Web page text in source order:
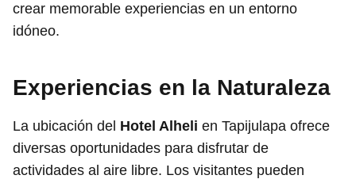
crear memorable experiencias en un entorno
idóneo.
Experiencias en la Naturaleza
La ubicación del Hotel Alheli en Tapijulapa ofrece
diversas oportunidades para disfrutar de
actividades al aire libre. Los visitantes pueden